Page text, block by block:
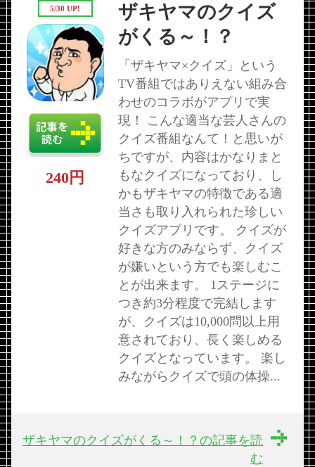
ザキヤマのクイズ
がくる～！？
「ザキヤマ×クイズ」という
TV番組ではありえない組み合
わせのコラボがアプリで実
現！ こんな適当な芸人さんの
クイズ番組なんて！と思いが
ちですが、内容はかなりまと
もなクイズになっており、し
かもザキヤマの特徴である適
当さも取り入れられた珍しい
クイズアプリです。 クイズが
好きな方のみならず、クイズ
が嫌いという方でも楽しむこ
とが出来ます。 1ステージに
つき約3分程度で完結します
が、クイズは10,000問以上用
意されており、長く楽しめる
クイズとなっています。 楽し
みながらクイズで頭の体操...
5/30 UP!
240円
ザキヤマのクイズがくる～！？の記事を読
む